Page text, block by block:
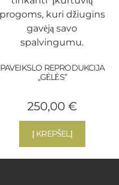
PAVEIKSLO REPRODUKCIJA
„GĖLĖS”
250,00 €
Į KREPŠELĮ